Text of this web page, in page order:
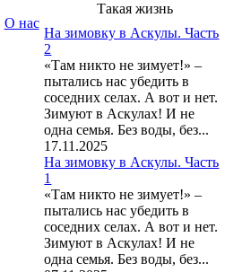
Такая жизнь
На зимовку в Аскулы. Часть
2
«Там никто не зимует!» –
пытались нас убедить в
соседних селах. А вот и нет.
Зимуют в Аскулах! И не
одна семья. Без воды, без...
17.11.2025
На зимовку в Аскулы. Часть
1
«Там никто не зимует!» –
пытались нас убедить в
соседних селах. А вот и нет.
Зимуют в Аскулах! И не
одна семья. Без воды, без...
О нас